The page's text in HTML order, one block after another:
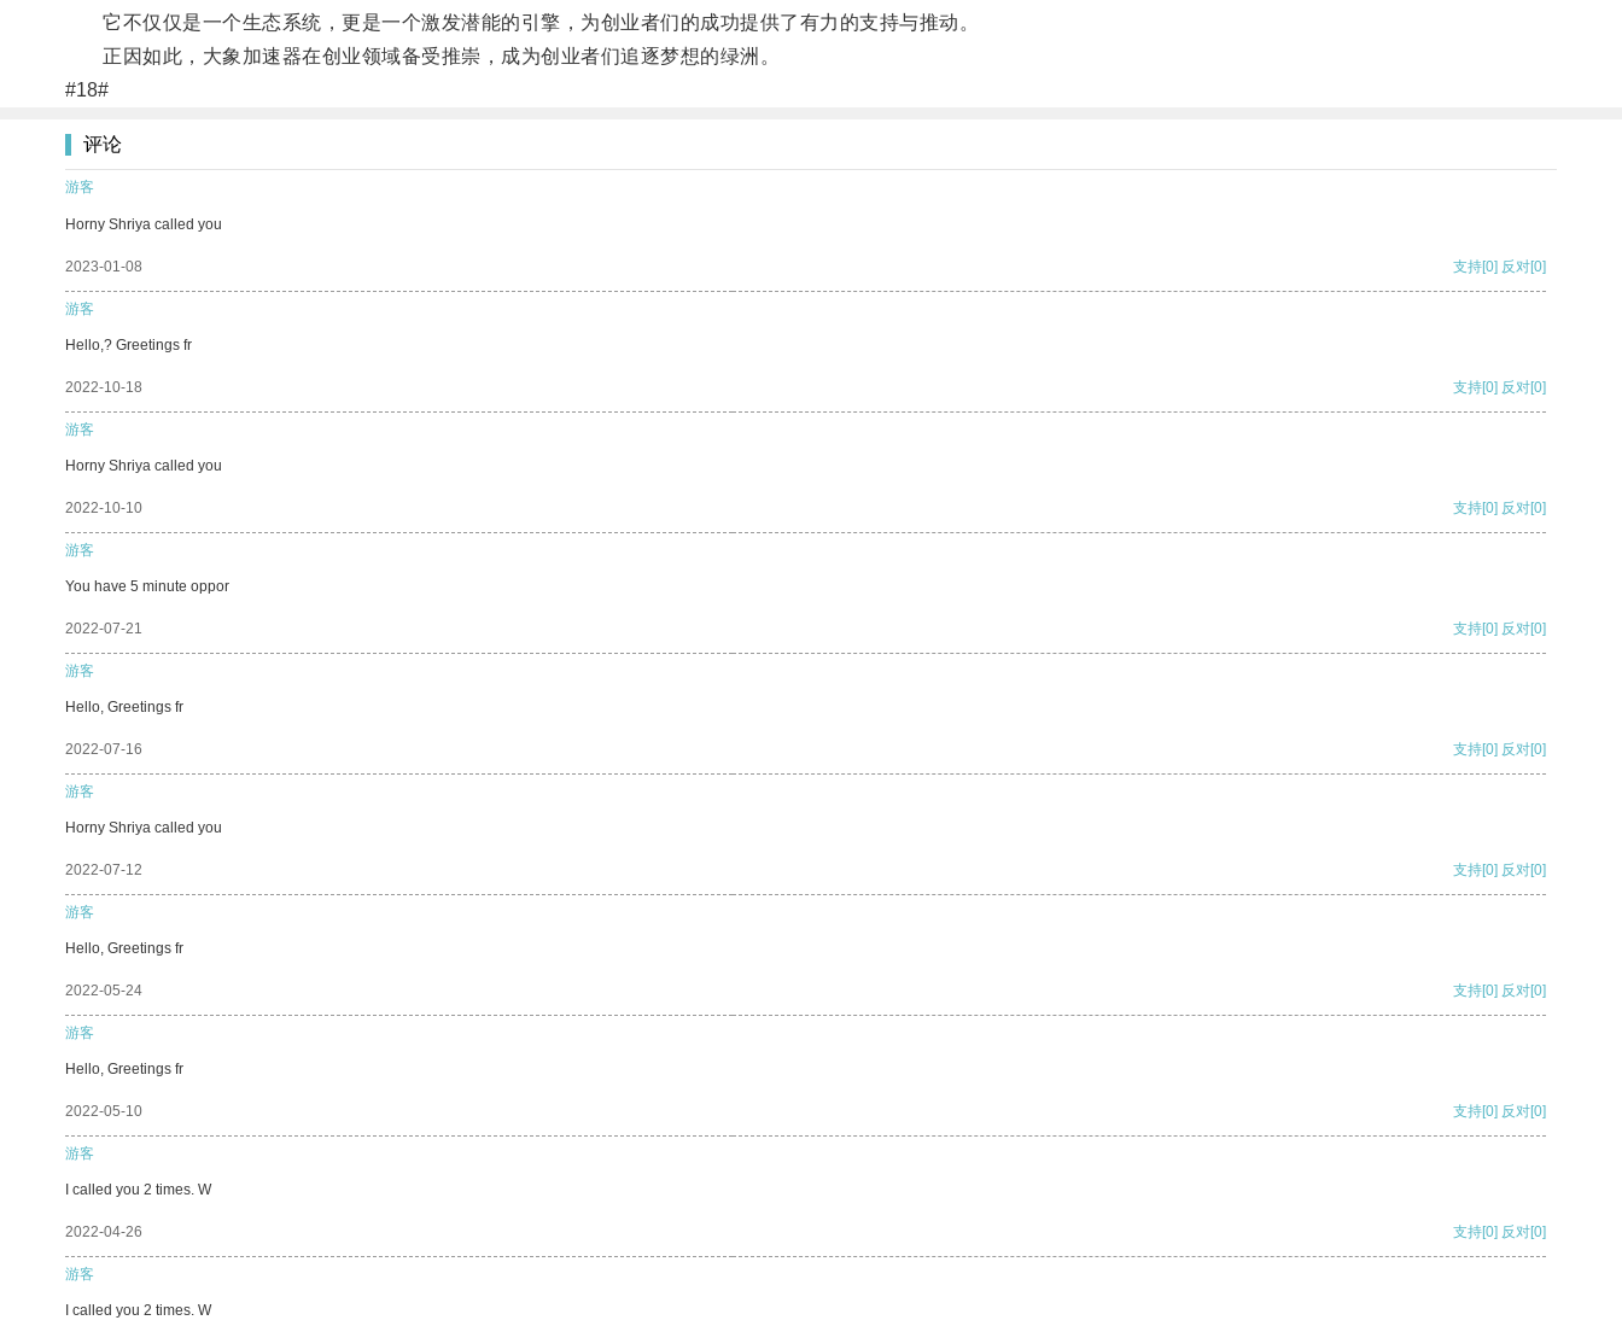
它不仅仅是一个生态系统，更是一个激发潜能的引擎，为创业者们的成功提供了有力的支持与推动。
正因如此，大象加速器在创业领域备受推崇，成为创业者们追逐梦想的绿洲。
#18#
评论
游客
Horny Shriya called you
2023-01-08 支持[0] 反对[0]
游客
Hello,? Greetings fr
2022-10-18 支持[0] 反对[0]
游客
Horny Shriya called you
2022-10-10 支持[0] 反对[0]
游客
You have 5 minute oppor
2022-07-21 支持[0] 反对[0]
游客
Hello, Greetings fr
2022-07-16 支持[0] 反对[0]
游客
Horny Shriya called you
2022-07-12 支持[0] 反对[0]
游客
Hello, Greetings fr
2022-05-24 支持[0] 反对[0]
游客
Hello, Greetings fr
2022-05-10 支持[0] 反对[0]
游客
I called you 2 times. W
2022-04-26 支持[0] 反对[0]
游客
I called you 2 times. W